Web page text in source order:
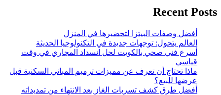
Recent Posts
أفضل وصفات البيتزا لتحضيرها في المنزل
العالم يتحول: توجهات جديدة في التكنولوجيا الحديثة
أسرع فني صحي بالكويت لحل انسداد المجاري في وقت
قياسي
ماذا تحتاج أن تعرف عن مميزات ترميم المباني السكنية قبل
عرضها للبيع؟
أفضل طرق كشف تسربات الغاز بعد الانتهاء من تمديداته